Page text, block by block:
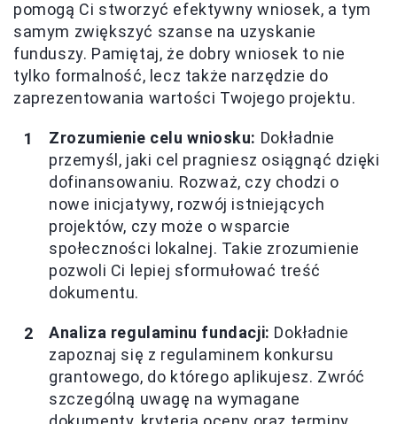
pomogą Ci stworzyć efektywny wniosek, a tym
samym zwiększyć szanse na uzyskanie
funduszy. Pamiętaj, że dobry wniosek to nie
tylko formalność, lecz także narzędzie do
zaprezentowania wartości Twojego projektu.
Zrozumienie celu wniosku: Dokładnie
przemyśl, jaki cel pragniesz osiągnąć dzięki
dofinansowaniu. Rozważ, czy chodzi o
nowe inicjatywy, rozwój istniejących
projektów, czy może o wsparcie
społeczności lokalnej. Takie zrozumienie
pozwoli Ci lepiej sformułować treść
dokumentu.
Analiza regulaminu fundacji: Dokładnie
zapoznaj się z regulaminem konkursu
grantowego, do którego aplikujesz. Zwróć
szczególną uwagę na wymagane